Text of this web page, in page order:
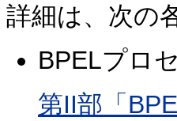
詳細は、次の
BPELプロ
第II部「